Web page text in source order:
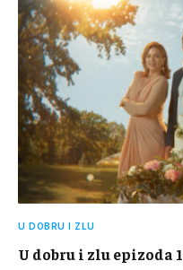
U DOBRU I ZLU
U dobru i zlu epizoda